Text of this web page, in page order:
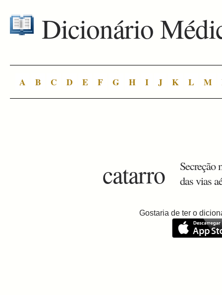
Dicionário
A B C D E F G H I J K L M
catarro
Secreção
das vias
Gostaria de ter o